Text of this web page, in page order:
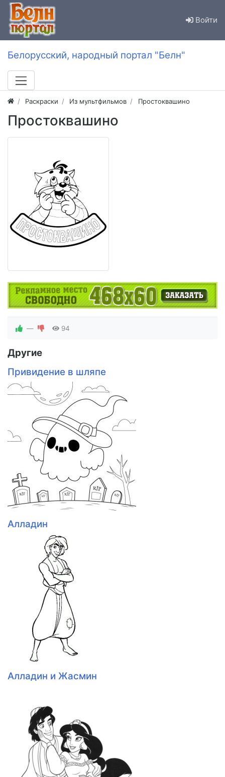
Войти
Белорусский, народный портал "Белн"
Раскраски Из мультфильмов Простоквашино
Простоквашино
— 94
Другие
Привидение в шляпе
Алладин
Алладин и Жасмин